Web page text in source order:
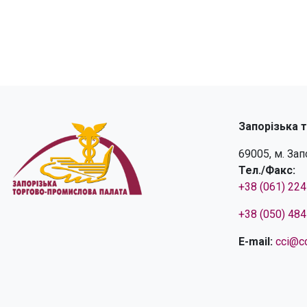
Запорізька
69005, м.
Тел./Факс:
+38 (061)
+38 (050)
E-mail: